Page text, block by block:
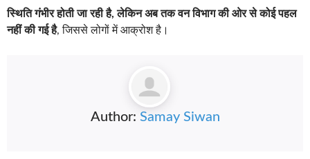
स्थिति गंभीर होती जा रही है, लेकिन अब तक वन विभाग की ओर से कोई पहल
नहीं की गई है, जिससे लोगों में आक्रोश है।
Author: Samay Siwan